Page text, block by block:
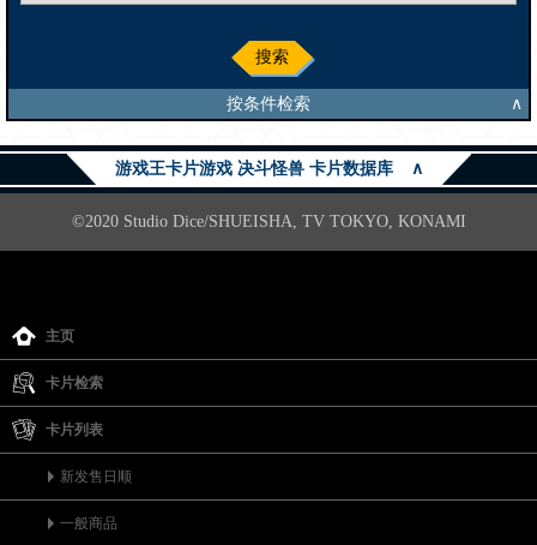
搜索
按条件检索 ∧
游戏王卡片游戏 决斗怪兽 卡片数据库 ∧
©2020 Studio Dice/SHUEISHA, TV TOKYO, KONAMI
主页
卡片检索
卡片列表
新发售日顺
一般商品